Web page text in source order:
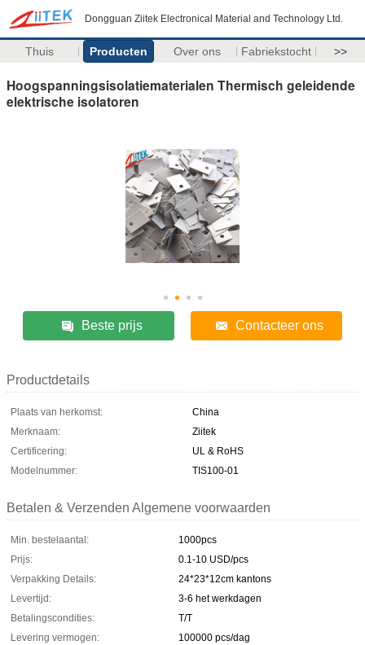
Dongguan Ziitek Electronical Material and Technology Ltd.
Thuis Producten Over ons Fabriekstocht >>
Hoogspanningsisolatiematerialen Thermisch geleidende
elektrische isolatoren
Beste prijs Contacteer ons
Productdetails
Plaats van herkomst:
China
Merknaam:
Ziitek
Certificering:
UL & RoHS
Modelnummer:
TIS100-01
Betalen & Verzenden Algemene voorwaarden
Min. bestelaantal:
1000pcs
Prijs:
0.1-10 USD/pcs
Verpakking Details:
24*23*12cm kantons
Levertijd:
3-6 het werkdagen
Betalingscondities:
T/T
Levering vermogen:
100000 pcs/dag